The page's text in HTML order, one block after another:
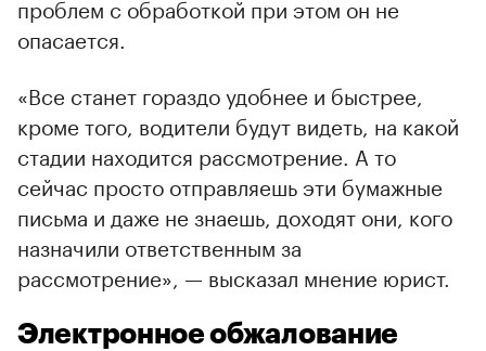
проблем с обработкой при этом он не
опасается.
«Все станет гораздо удобнее и быстрее,
кроме того, водители будут видеть, на какой
стадии находится рассмотрение. А то
сейчас просто отправляешь эти бумажные
письма и даже не знаешь, доходят они, кого
назначили ответственным за
рассмотрение», — высказал мнение юрист.
Электронное обжалование